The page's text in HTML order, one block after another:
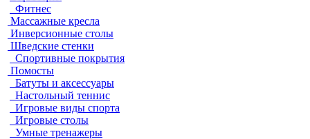
Фитнес
Массажные кресла
Инверсионные столы
Шведские стенки
Спортивные покрытия
Помосты
Батуты и аксессуары
Настольный теннис
Игровые виды спорта
Игровые столы
Умные тренажеры